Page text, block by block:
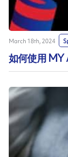
March 18th, 2024
如何使用